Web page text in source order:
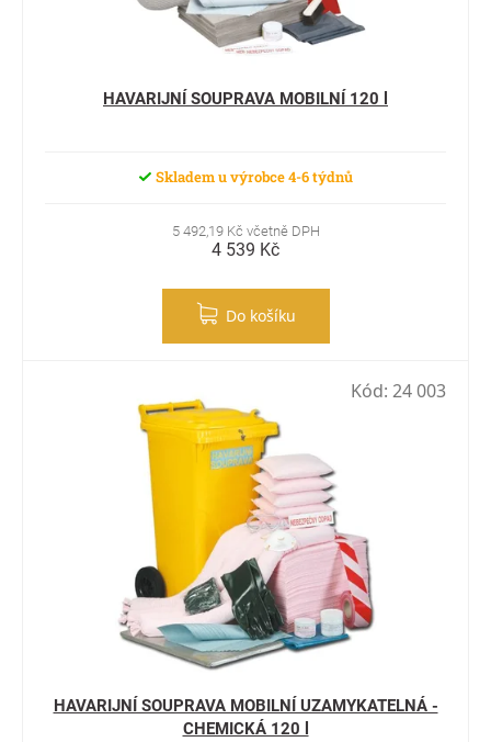
HAVARIJNÍ SOUPRAVA MOBILNÍ 120 l
Skladem u výrobce 4-6 týdnů
5 492,19 Kč včetně DPH
4 539 Kč
Do košíku
HAVARIJNÍ SOUPRAVA MOBILNÍ UZAMYKATELNÁ -
CHEMICKÁ 120 l
Kód: 24 003